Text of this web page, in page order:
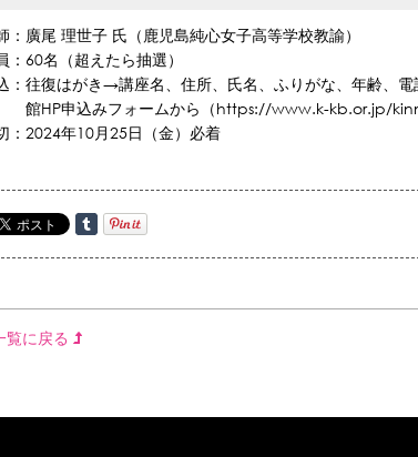
：廣尾 理世子 氏（鹿児島純心女子高等学校教諭）
：60名（超えたら抽選）
：往復はがき→講座名、住所、氏名、ふりがな、年齢、
HP申込みフォームから（https://www.k-kb.or.jp/
：2024年10月25日（金）必着
覧に戻る